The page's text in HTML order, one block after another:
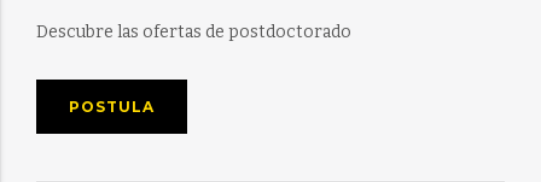
Descubre las ofertas de postdoctorado
POSTULA